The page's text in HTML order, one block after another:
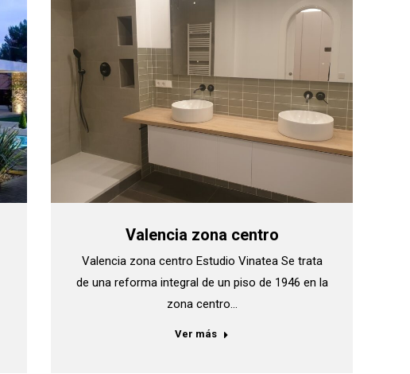
Valencia zona centro
Valencia zona centro Estudio Vinatea Se trata
de una reforma integral de un piso de 1946 en la
zona centro…
Ver más